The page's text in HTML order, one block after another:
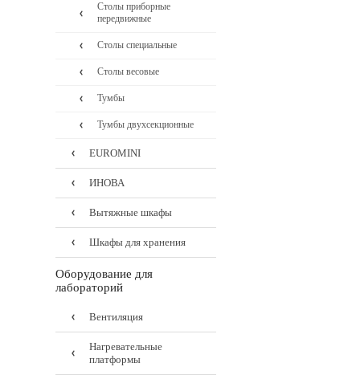
Столы приборные
передвижные
Столы специальные
Столы весовые
Тумбы
Тумбы двухсекционные
EUROMINI
ИНОВА
Вытяжные шкафы
Шкафы для хранения
Оборудование для
лабораторий
Вентиляция
Нагревательные
платформы